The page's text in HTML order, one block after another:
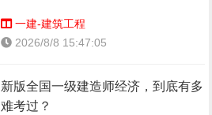
一建-建筑工程
2026/8/8 15:47:05
新版全国一级建造师经济，到底有多
难考过？